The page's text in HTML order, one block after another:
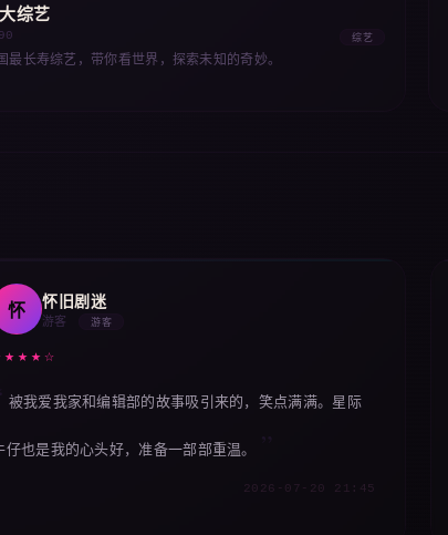
综艺
综艺
最长寿综艺，带你看世界，探索未知的奇妙。
怀
怀旧剧迷
游客 游客
被我爱我家和编辑部的故事吸引来的，笑点满满。星际
仔也是我的心头好，准备一部部重温。
2026-07-20 21:45